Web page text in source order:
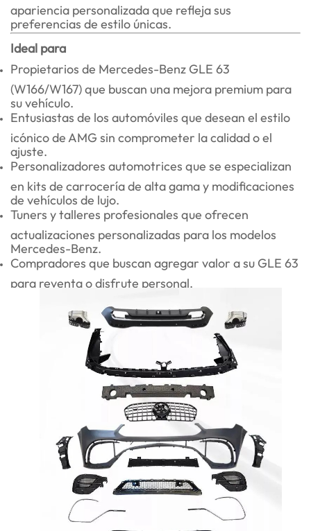
apariencia personalizada que refleja sus
preferencias de estilo únicas.
Ideal para
Propietarios de Mercedes-Benz GLE 63
(W166/W167) que buscan una mejora premium para
su vehículo.
Entusiastas de los automóviles que desean el estilo
icónico de AMG sin comprometer la calidad o el
ajuste.
Personalizadores automotrices que se especializan
en kits de carrocería de alta gama y modificaciones
de vehículos de lujo.
Tuners y talleres profesionales que ofrecen
actualizaciones personalizadas para los modelos
Mercedes-Benz.
Compradores que buscan agregar valor a su GLE 63
para reventa o disfrute personal.